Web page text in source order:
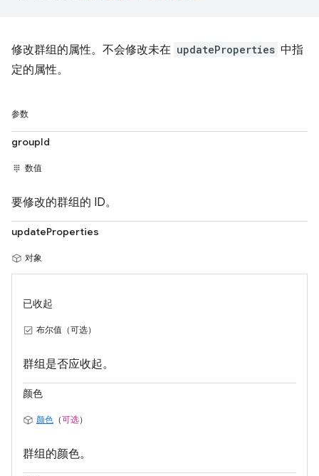
修改群组的属性。不会修改未在 updateProperties 中指
定的属性。
参数
groupId
数值
要修改的群组的 ID。
updateProperties
对象
已收起
布尔值（可选）
群组是否应收起。
颜色
颜色 （可选）
群组的颜色。